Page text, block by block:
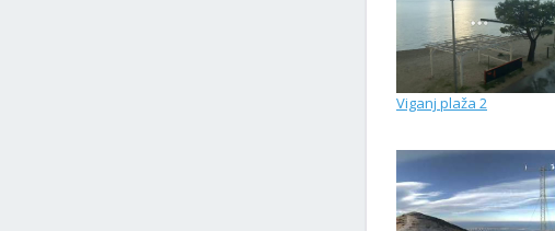
Viganj plaža 2